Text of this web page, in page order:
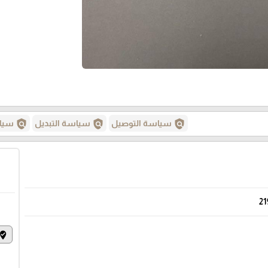
policy سياسة التوصيل policy سياسة التبديل policy
where_to_vote